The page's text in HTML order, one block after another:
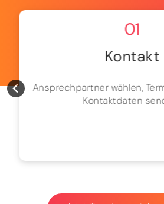
01
Kontakt
Ansprechpartner wählen,
Kontaktdaten